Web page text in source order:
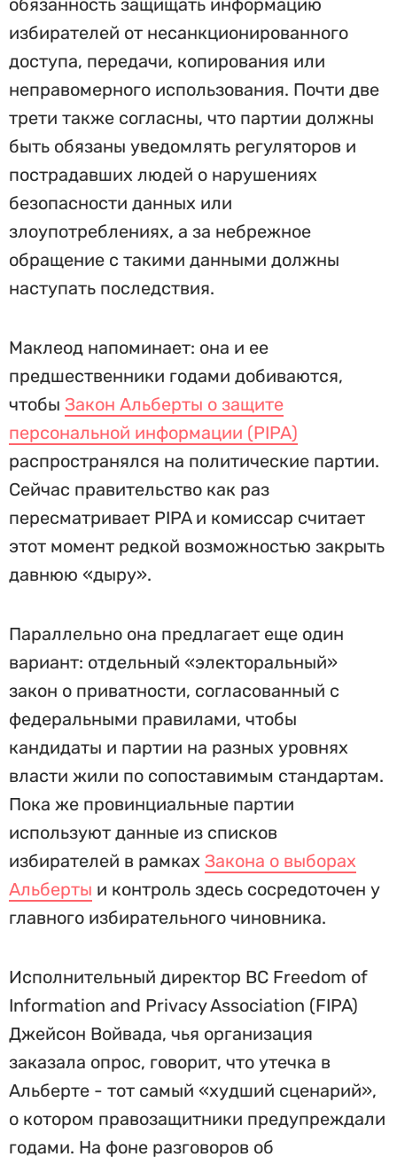
обязанность защищать информацию
избирателей от несанкционированного
доступа, передачи, копирования или
неправомерного использования. Почти две
трети также согласны, что партии должны
быть обязаны уведомлять регуляторов и
пострадавших людей о нарушениях
безопасности данных или
злоупотреблениях, а за небрежное
обращение с такими данными должны
наступать последствия.
Маклеод напоминает: она и ее
предшественники годами добиваются,
чтобы Закон Альберты о защите
персональной информации (PIPA)
распространялся на политические партии.
Сейчас правительство как раз
пересматривает PIPA и комиссар считает
этот момент редкой возможностью закрыть
давнюю «дыру».
Параллельно она предлагает еще один
вариант: отдельный «электоральный»
закон о приватности, согласованный с
федеральными правилами, чтобы
кандидаты и партии на разных уровнях
власти жили по сопоставимым стандартам.
Пока же провинциальные партии
используют данные из списков
избирателей в рамках Закона о выборах
Альберты и контроль здесь сосредоточен у
главного избирательного чиновника.
Исполнительный директор BC Freedom of
Information and Privacy Association (FIPA)
Джейсон Войвада, чья организация
заказала опрос, говорит, что утечка в
Альберте - тот самый «худший сценарий»,
о котором правозащитники предупреждали
годами. На фоне разговоров об